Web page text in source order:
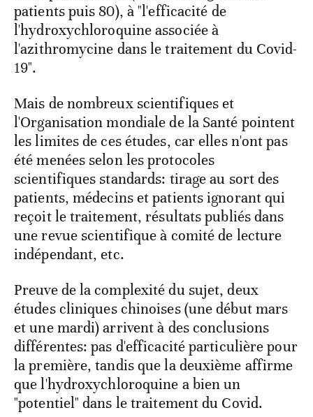
patients puis 80), à "l'efficacité de
l'hydroxychloroquine associée à
l'azithromycine dans le traitement du Covid-
19".
Mais de nombreux scientifiques et
l'Organisation mondiale de la Santé pointent
les limites de ces études, car elles n'ont pas
été menées selon les protocoles
scientifiques standards: tirage au sort des
patients, médecins et patients ignorant qui
reçoit le traitement, résultats publiés dans
une revue scientifique à comité de lecture
indépendant, etc.
Preuve de la complexité du sujet, deux
études cliniques chinoises (une début mars
et une mardi) arrivent à des conclusions
différentes: pas d'efficacité particulière pour
la première, tandis que la deuxième affirme
que l'hydroxychloroquine a bien un
"potentiel" dans le traitement du Covid.